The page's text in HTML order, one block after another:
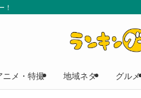
！
ニメ・特撮 地域ネタ グルメ